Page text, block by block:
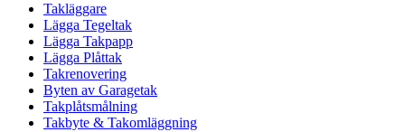
Takläggare
Lägga Tegeltak
Lägga Takpapp
Lägga Plåttak
Takrenovering
Byten av Garagetak
Takplåtsmålning
Takbyte & Takomläggning